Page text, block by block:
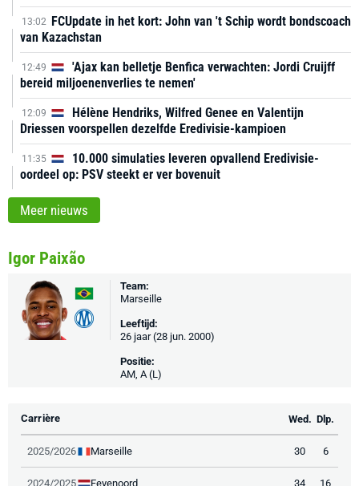
13:02 FCUpdate in het kort: John van 't Schip wordt bondscoach
van Kazachstan
12:49
'Ajax kan belletje Benfica verwachten: Jordi Cruijff
bereid miljoenenverlies te nemen'
12:09
Hélène Hendriks, Wilfred Genee en Valentijn
Driessen voorspellen dezelfde Eredivisie-kampioen
11:35
10.000 simulaties leveren opvallend Eredivisie-
oordeel op: PSV steekt er ver bovenuit
Meer nieuws
Igor Paixão
Team:
Marseille
Leeftijd:
26 jaar (28 jun. 2000)
Positie:
AM, A (L)
Carrière Wed. Dlp.
2025/2026 Marseille 30 6
2024/2025 Feyenoord 34 16